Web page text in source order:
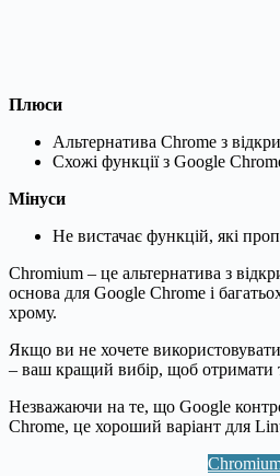
Плюси
Альтернатива Chrome з
Схожі функції з Google
Мінуси
Не вистачає функцій, які
Chromium – це альтернатива з
основа для Google Chrome і
хрому.
Якщо ви не хочете
– ваш кращий вибір, щоб отримати
Незважаючи на те, що Google
Chrome, це хороший варіант для